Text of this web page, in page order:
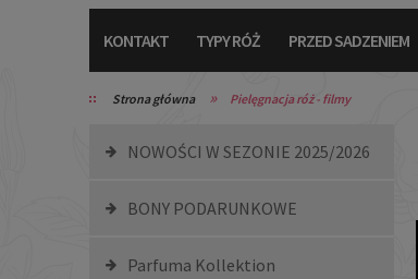
KONTAKT TYPY RÓŻ PRZED SADZENIEM
TYPY RÓŻ
Strona główna » Pielęgnacja róż - filmy
NOWOŚCI W SEZONIE 2025/2026
BONY PODARUNKOWE
Parfuma Kollektion